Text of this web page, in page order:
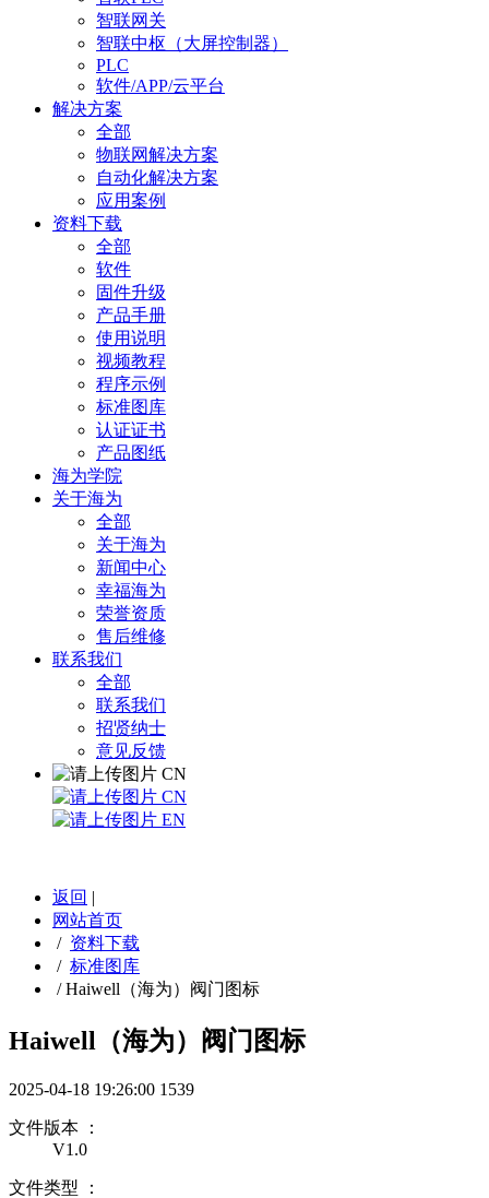
智联网关
智联中枢（大屏控制器）
PLC
软件/APP/云平台
解决方案
全部
物联网解决方案
自动化解决方案
应用案例
资料下载
全部
软件
固件升级
产品手册
使用说明
视频教程
程序示例
标准图库
认证证书
产品图纸
海为学院
关于海为
全部
关于海为
新闻中心
幸福海为
荣誉资质
售后维修
联系我们
全部
联系我们
招贤纳士
意见反馈
CN
CN
EN
返回 |
网站首页
/ 资料下载
/ 标准图库
/Haiwell（海为）阀门图标
Haiwell（海为）阀门图标
2025-04-18 19:26:00 1539
文件版本 ：
V1.0
文件类型 ：